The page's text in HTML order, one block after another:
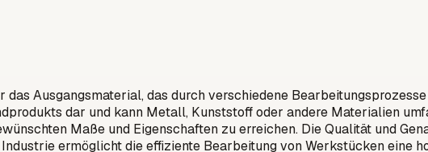
Ausgangsmaterial, das durch verschiedene
dar und kann Metall, Kunststoff oder andere Materialien
Maße und Eigenschaften zu erreichen. Die Qualität und
ermöglicht die effiziente Bearbeitung von Werkstücken eine